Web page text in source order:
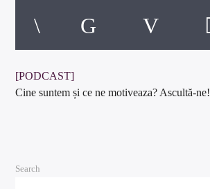
[PODCAST]
Cine suntem și ce ne motiveaza? Ascultă-ne!
Search